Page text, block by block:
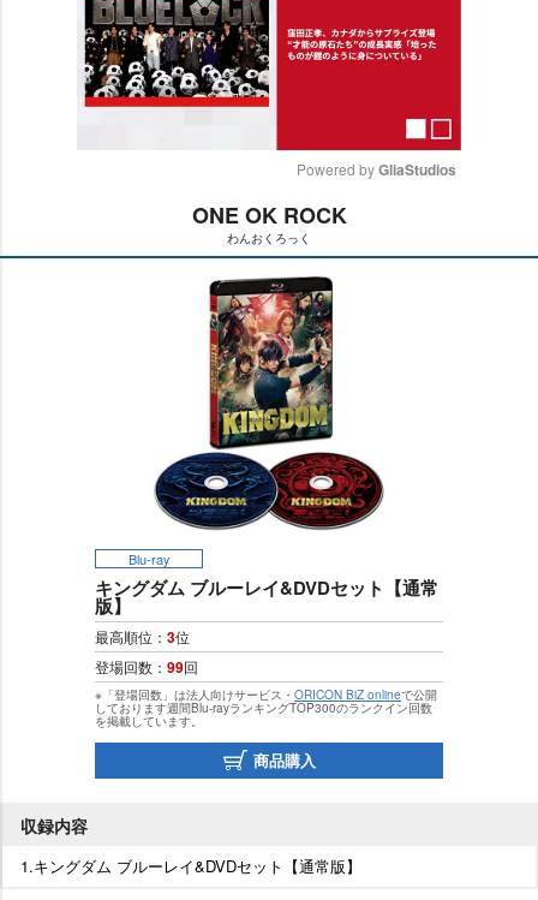
t
Powered by GliaStudios
ONE OK ROCK
わんおくろっく
Blu-ray
キングダム ブルーレイ&DVDセット【通常
版】
最高順位： 3位
登場回数： 99回
※「登場回数」は法人向けサービス・ ORICON BiZ onlineで公開
しております週間Blu-rayランキングTOP300のランクイン回数
を掲載しています。
商品購入
収録内容
1.キングダム ブルーレイ&DVDセット【通常版】